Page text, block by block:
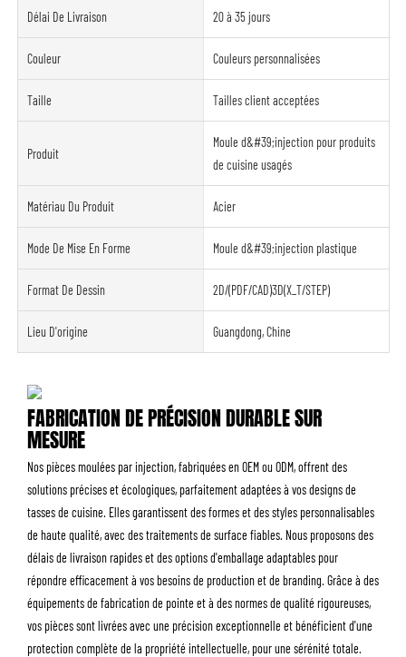
Délai De Livraison 20 à 35 jours
Couleur Couleurs personnalisées
Taille Tailles client acceptées
Produit
Moule d&#39;injection pour produits
de cuisine usagés
Matériau Du Produit Acier
Mode De Mise En Forme Moule d&#39;injection plastique
Format De Dessin 2D/(PDF/CAD)3D(X_T/STEP)
Lieu D'origine Guangdong, Chine
FABRICATION DE PRÉCISION DURABLE SUR
MESURE
Nos pièces moulées par injection, fabriquées en OEM ou ODM, offrent des
solutions précises et écologiques, parfaitement adaptées à vos designs de
tasses de cuisine. Elles garantissent des formes et des styles personnalisables
de haute qualité, avec des traitements de surface fiables. Nous proposons des
délais de livraison rapides et des options d'emballage adaptables pour
répondre efficacement à vos besoins de production et de branding. Grâce à des
équipements de fabrication de pointe et à des normes de qualité rigoureuses,
vos pièces sont livrées avec une précision exceptionnelle et bénéficient d'une
protection complète de la propriété intellectuelle, pour une sérénité totale.